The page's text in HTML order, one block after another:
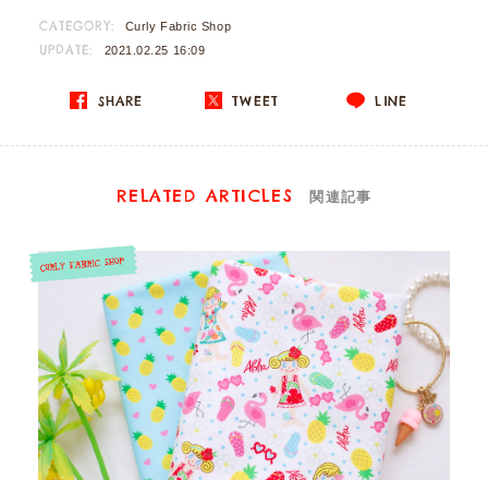
CATEGORY: Curly Fabric Shop
UPDATE: 2021.02.25 16:09
SHARE TWEET LINE
RELATED ARTICLES 関連記事